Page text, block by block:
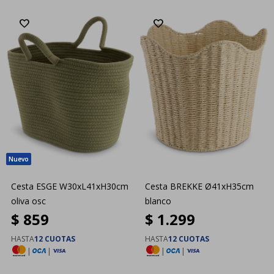
Cesta ESGE W30xL41xH30cm
oliva osc
$ 859
HASTA12 CUOTAS
|
|
Cesta BREKKE Ø41xH35cm
blanco
$ 1.299
HASTA12 CUOTAS
|
|